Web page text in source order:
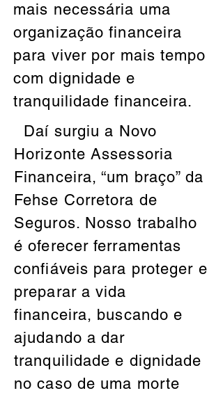
mais necessária uma
organização financeira
para viver por mais tempo
com dignidade e
tranquilidade financeira.
Daí surgiu a Novo
Horizonte Assessoria
Financeira, “um braço” da
Fehse Corretora de
Seguros. Nosso trabalho
é oferecer ferramentas
confiáveis para proteger e
preparar a vida
financeira, buscando e
ajudando a dar
tranquilidade e dignidade
no caso de uma morte